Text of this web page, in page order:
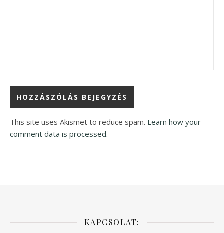
This site uses Akismet to reduce spam. Learn how your
comment data is processed.
KAPCSOLAT: